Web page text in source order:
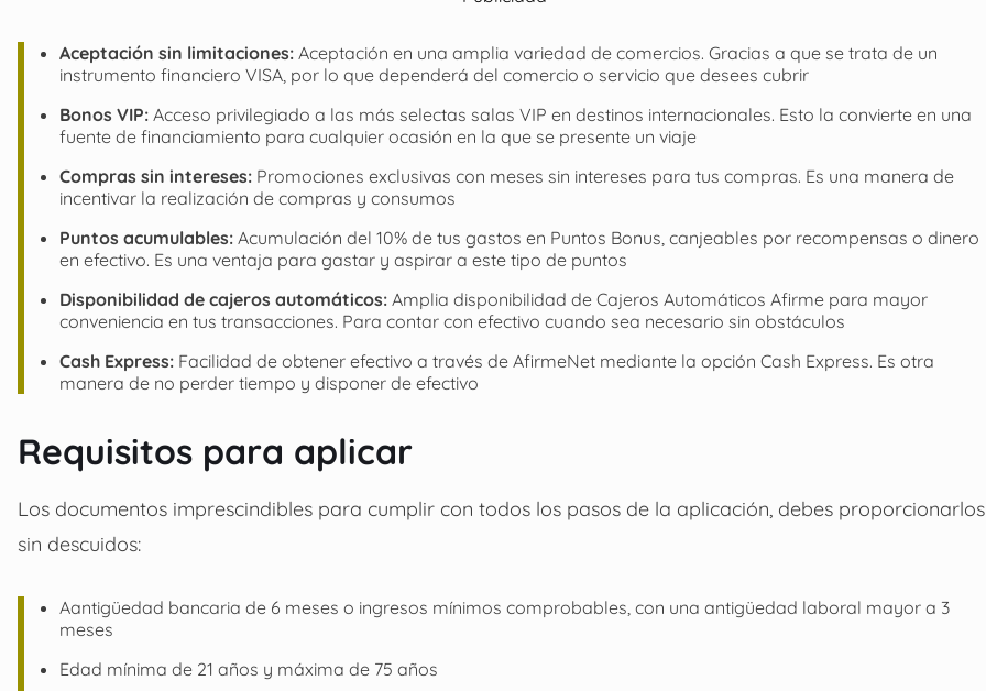
Aceptación sin limitaciones: Aceptación en una amplia variedad de comercios. Gracias a que se trata de un
instrumento financiero VISA, por lo que dependerá del comercio o servicio que desees cubrir
Bonos VIP: Acceso privilegiado a las más selectas salas VIP en destinos internacionales. Esto la convierte en una
fuente de financiamiento para cualquier ocasión en la que se presente un viaje
Compras sin intereses: Promociones exclusivas con meses sin intereses para tus compras. Es una manera de
incentivar la realización de compras y consumos
Puntos acumulables: Acumulación del 10% de tus gastos en Puntos Bonus, canjeables por recompensas o dinero
en efectivo. Es una ventaja para gastar y aspirar a este tipo de puntos
Disponibilidad de cajeros automáticos: Amplia disponibilidad de Cajeros Automáticos Afirme para mayor
conveniencia en tus transacciones. Para contar con efectivo cuando sea necesario sin obstáculos
Cash Express: Facilidad de obtener efectivo a través de AfirmeNet mediante la opción Cash Express. Es otra
manera de no perder tiempo y disponer de efectivo
Requisitos para aplicar
Los documentos imprescindibles para cumplir con todos los pasos de la aplicación, debes proporcionarlos
sin descuidos:
Aantigüedad bancaria de 6 meses o ingresos mínimos comprobables, con una antigüedad laboral mayor a 3
meses
Edad mínima de 21 años y máxima de 75 años